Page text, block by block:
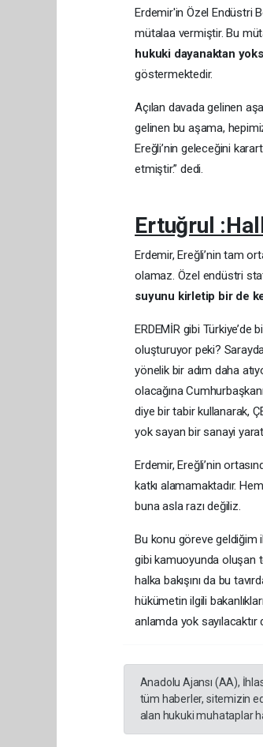
Erdemir'in Özel Endüstri
mütalaa vermiştir. Bu
hukuki dayanaktan
göstermektedir.
Açılan davada gelinen
gelinen bu aşama,
Ereğli’nin geleceğini
etmiştir.” dedi.
Ertuğrul
Erdemir, Ereğli’nin tam
olamaz. Özel endüstri
suyunu kirletip bir de
ERDEMİR gibi Türkiye’de
oluşturuyor peki?
yönelik bir adım daha
olacağına
diye bir tabir kullanarak,
yok sayan bir sanayi
Erdemir, Ereğli’nin
katkı alamamaktadır.
buna asla razı değiliz.
Bu konu göreve geldiğim
gibi kamuoyunda oluşan
halka bakışını da bu
hükümetin ilgili
anlamda yok
Anadolu Ajansı (AA),
tüm haberler, sitemizin
alan hukuki muhataplar